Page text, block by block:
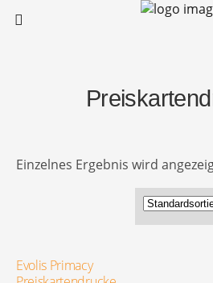
Einzelnes Ergebnis wird
Evolis Primacy